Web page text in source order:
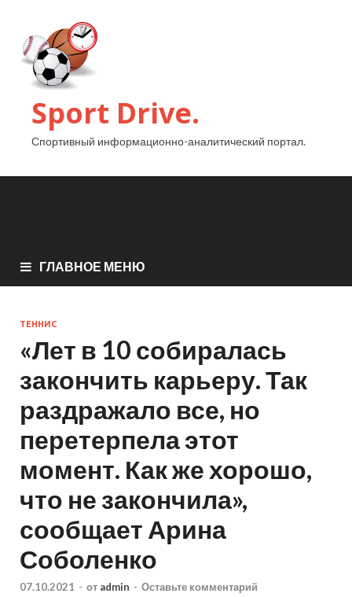
Sport Drive.
Спортивный информационно-аналитический портал.
ГЛАВНОЕ МЕНЮ
ТЕННИС
«Лет в 10 собиралась
закончить карьеру. Так
раздражало все, но
перетерпела этот
момент. Как же хорошо,
что не закончила»,
сообщает Арина
Соболенко
07.10.2021 - от admin - Оставьте комментарий